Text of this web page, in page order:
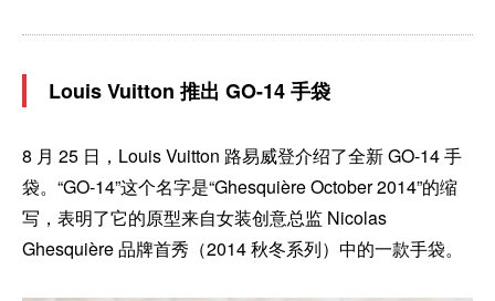
Louis Vuitton 推出 GO-14 手袋
8 月 25 日，Louis Vuitton 路易威登介绍了全新 GO-14 手
袋。“GO-14”这个名字是“Ghesquière October 2014”的缩
写，表明了它的原型来自女装创意总监 Nicolas
Ghesquière 品牌首秀（2014 秋冬系列）中的一款手袋。